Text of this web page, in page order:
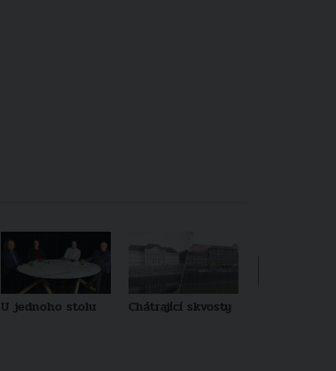
U jednoho stolu Chátrající skvosty